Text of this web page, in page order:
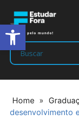
Home »
desenvolvimento
Abrir a barra de